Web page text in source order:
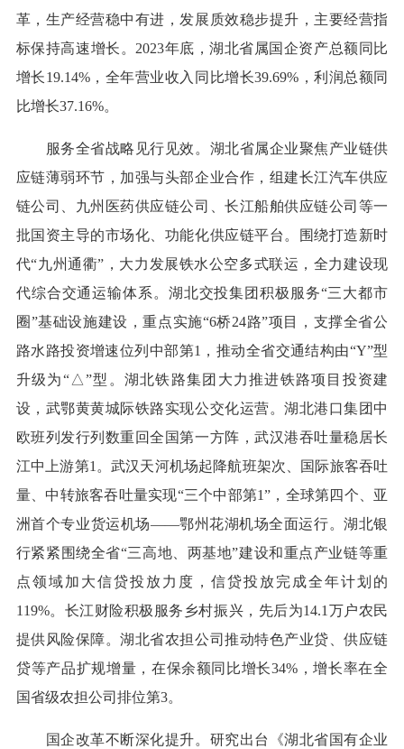
革，生产经营稳中有进，发展质效稳步提升，主要经营指
标保持高速增长。2023年底，湖北省属国企资产总额同比
增长19.14%，全年营业收入同比增长39.69%，利润总额同
比增长37.16%。
服务全省战略见行见效。湖北省属企业聚焦产业链供
应链薄弱环节，加强与头部企业合作，组建长江汽车供应
链公司、九州医药供应链公司、长江船舶供应链公司等一
批国资主导的市场化、功能化供应链平台。围绕打造新时
代“九州通衢”，大力发展铁水公空多式联运，全力建设现
代综合交通运输体系。湖北交投集团积极服务“三大都市
圈”基础设施建设，重点实施“6桥24路”项目，支撑全省公
路水路投资增速位列中部第1，推动全省交通结构由“Y”型
升级为“△”型。湖北铁路集团大力推进铁路项目投资建
设，武鄂黄黄城际铁路实现公交化运营。湖北港口集团中
欧班列发行列数重回全国第一方阵，武汉港吞吐量稳居长
江中上游第1。武汉天河机场起降航班架次、国际旅客吞吐
量、中转旅客吞吐量实现“三个中部第1”，全球第四个、亚
洲首个专业货运机场——鄂州花湖机场全面运行。湖北银
行紧紧围绕全省“三高地、两基地”建设和重点产业链等重
点领域加大信贷投放力度，信贷投放完成全年计划的
119%。长江财险积极服务乡村振兴，先后为14.1万户农民
提供风险保障。湖北省农担公司推动特色产业贷、供应链
贷等产品扩规增量，在保余额同比增长34%，增长率在全
国省级农担公司排位第3。
国企改革不断深化提升。研究出台《湖北省国有企业